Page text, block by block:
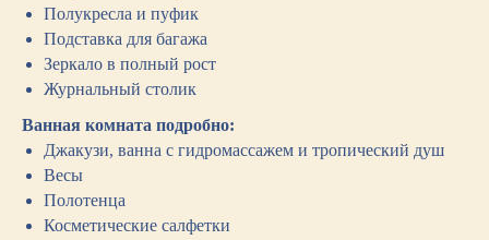
Полукресла и пуфик
Подставка для багажа
Зеркало в полный рост
Журнальный столик
Ванная комната подробно:
Джакузи, ванна с гидромассажем и тропический душ
Весы
Полотенца
Косметические салфетки